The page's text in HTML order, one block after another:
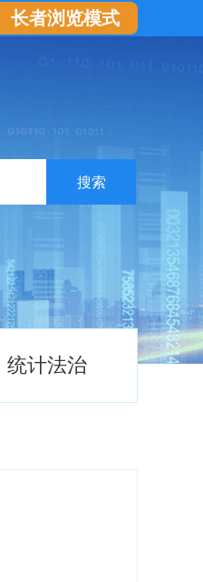
长者浏览模式
统计法治